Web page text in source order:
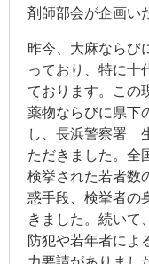
剤師部会が企画い
昨今、大麻ならび
っており、特に十
ております。この
薬物ならびに県下
し、長浜警察署
ただきました。全
検挙された若者数
惑手段、検挙者の
きました。続いて
防犯や若年者によ